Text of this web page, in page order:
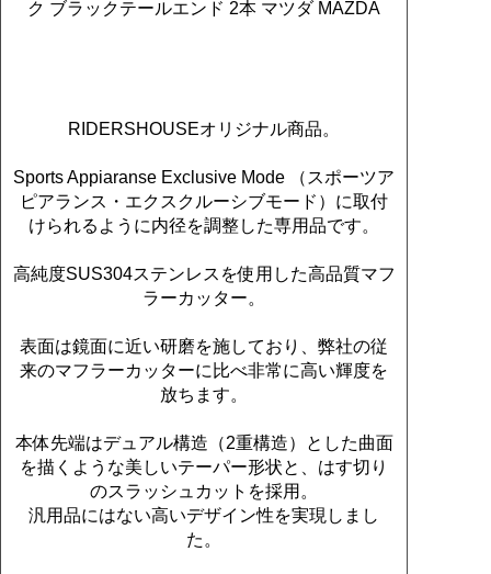
ク ブラックテールエンド 2本 マツダ MAZDA
RIDERSHOUSEオリジナル商品。
Sports Appiaranse Exclusive Mode （スポーツア
ピアランス・エクスクルーシブモード）に取付
けられるように内径を調整した専用品です。
高純度SUS304ステンレスを使用した高品質マフ
ラーカッター。
表面は鏡面に近い研磨を施しており、弊社の従
来のマフラーカッターに比べ非常に高い輝度を
放ちます。
本体先端はデュアル構造（2重構造）とした曲面
を描くような美しいテーパー形状と、はす切り
のスラッシュカットを採用。
汎用品にはない高いデザイン性を実現しまし
た。